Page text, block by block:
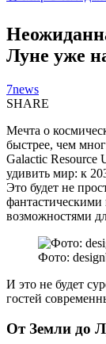
Луне уже
7news
SHARE
Мечта о
быстрее, чем
Galactic Resource
удивить мир: к
Это будет не
возможностями
Фото:
И это не будет
гостей
От Земли до